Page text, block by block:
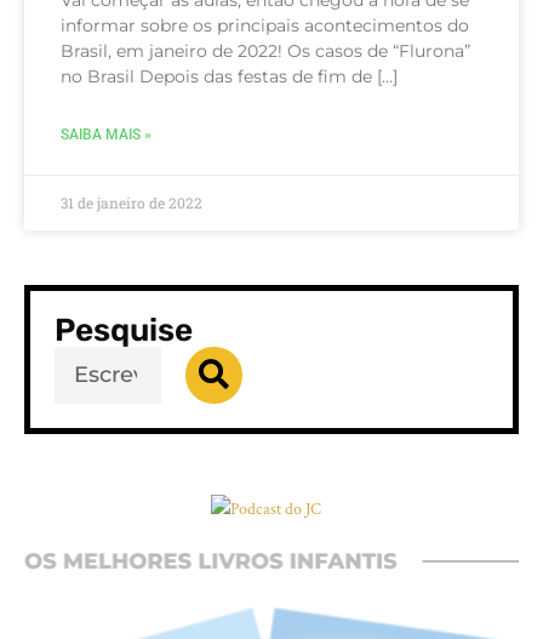
informar sobre os principais acontecimentos do
Brasil, em janeiro de 2022! Os casos de “Flurona”
no Brasil Depois das festas de fim de […]
SAIBA MAIS »
31 de janeiro de 2022
Pesquise